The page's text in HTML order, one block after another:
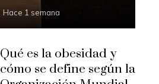
Hace 1 semana
Qué es la obesidad y
cómo se define según la